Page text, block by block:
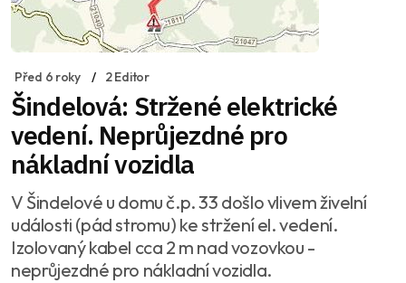
Před 6 roky 2 Editor
Šindelová: Stržené elektrické
vedení. Neprůjezdné pro
nákladní vozidla
V Šindelové u domu č.p. 33 došlo vlivem živelní
události (pád stromu) ke stržení el. vedení.
Izolovaný kabel cca 2 m nad vozovkou -
neprůjezdné pro nákladní vozidla.